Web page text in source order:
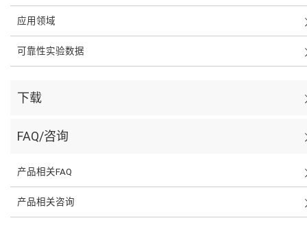
应用领域
可靠性实验数据
下载
FAQ/咨询
产品相关FAQ
产品相关咨询